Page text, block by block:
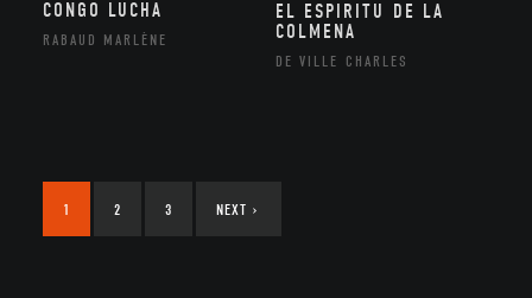
CONGO LUCHA
RABAUD MARLÈNE
EL ESPIRITU DE LA
COLMENA
DE VILLE CHARLES
1 2 3 NEXT ›